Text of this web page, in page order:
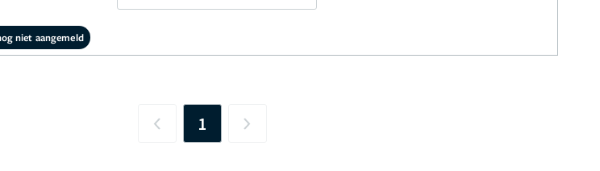
niet aangemeld
Previous
1 Next